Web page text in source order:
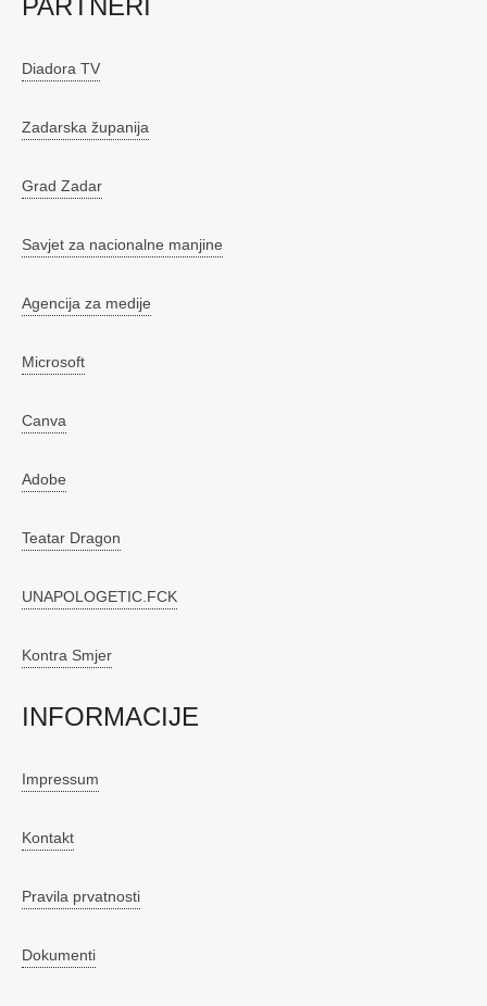
PARTNERI
Diadora TV
Zadarska županija
Grad Zadar
Savjet za nacionalne manjine
Agencija za medije
Microsoft
Canva
Adobe
Teatar Dragon
UNAPOLOGETIC.FCK
Kontra Smjer
INFORMACIJE
Impressum
Kontakt
Pravila prvatnosti
Dokumenti